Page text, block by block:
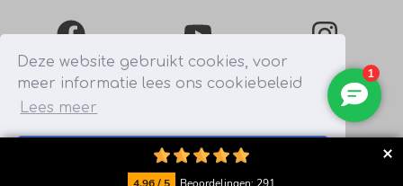
Deze website gebruikt cookies, voor
meer informatie lees ons cookiebeleid
Lees meer
Begrepen
© 2026 - Bonanza Verhuur